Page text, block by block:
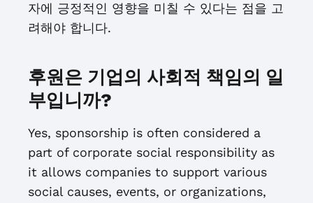
자에 긍정적인 영향을 미칠 수 있다는 점을 고
려해야 합니다.
후원은 기업의 사회적 책임의 일
부입니까?
Yes, sponsorship is often considered a
part of corporate social responsibility as
it allows companies to support various
social causes, events, or organizations,